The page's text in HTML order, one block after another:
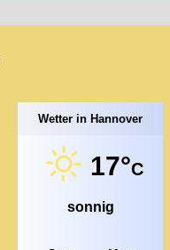
Wetter in Hannover
17°C
sonnig